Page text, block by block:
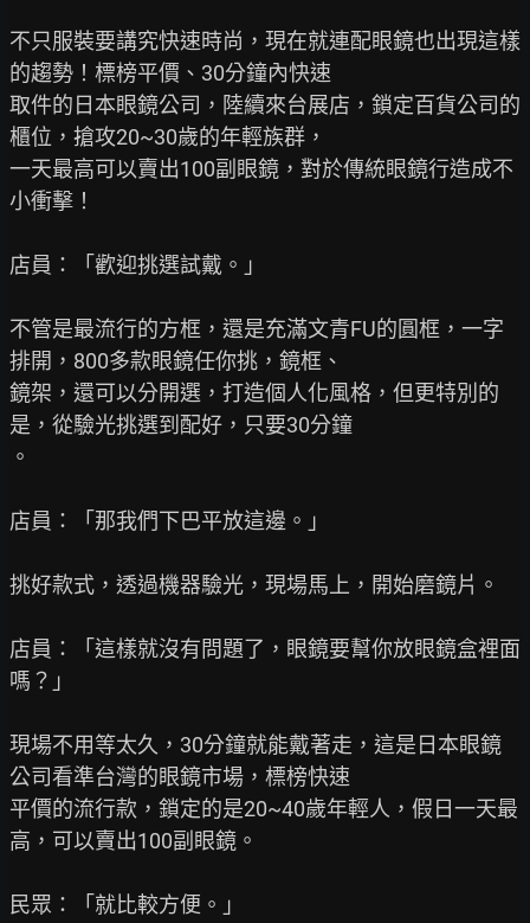
不只服裝要講究快速時尚，現在就連配眼鏡也出現這樣
的趨勢！標榜平價、30分鐘內快速
取件的日本眼鏡公司，陸續來台展店，鎖定百貨公司的
櫃位，搶攻20~30歲的年輕族群，
一天最高可以賣出100副眼鏡，對於傳統眼鏡行造成不
小衝擊！
店員：「歡迎挑選試戴。」
不管是最流行的方框，還是充滿文青FU的圓框，一字
排開，800多款眼鏡任你挑，鏡框、
鏡架，還可以分開選，打造個人化風格，但更特別的
是，從驗光挑選到配好，只要30分鐘
。
店員：「那我們下巴平放這邊。」
挑好款式，透過機器驗光，現場馬上，開始磨鏡片。
店員：「這樣就沒有問題了，眼鏡要幫你放眼鏡盒裡面
嗎？」
現場不用等太久，30分鐘就能戴著走，這是日本眼鏡
公司看準台灣的眼鏡市場，標榜快速
平價的流行款，鎖定的是20~40歲年輕人，假日一天最
高，可以賣出100副眼鏡。
民眾：「就比較方便。」